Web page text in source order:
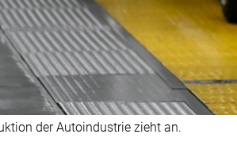
der Autoindustrie zieht an.